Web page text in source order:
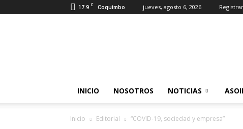
17.9 C Coquimbo jueves, agosto 6, 2026
INICIO NOSOTROS NOTICIAS
Inicio Editorial “COVID-19, sociedad y empresa”